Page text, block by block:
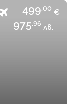
499.00 €
975.96 лв.